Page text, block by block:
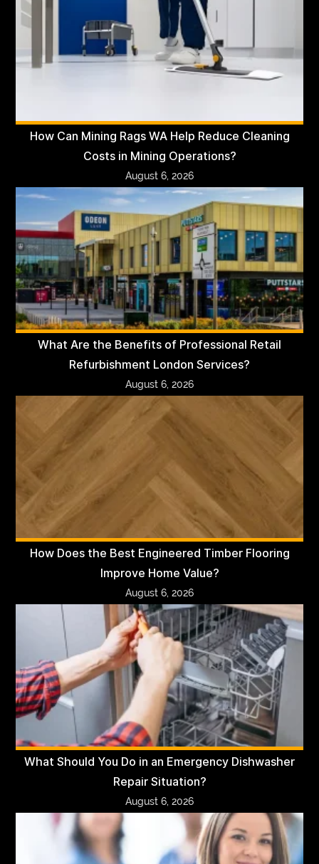
How Can Mining Rags WA Help Reduce Cleaning
Costs in Mining Operations?
August 6, 2026
What Are the Benefits of Professional Retail
Refurbishment London Services?
August 6, 2026
How Does the Best Engineered Timber Flooring
Improve Home Value?
August 6, 2026
What Should You Do in an Emergency Dishwasher
Repair Situation?
August 6, 2026